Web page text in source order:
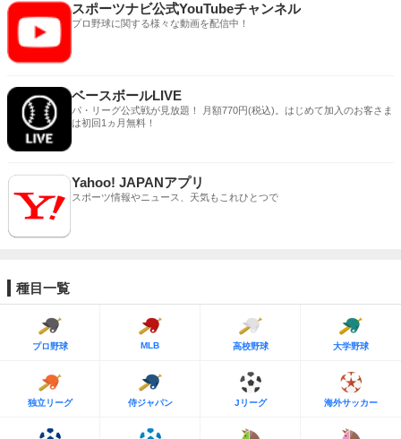
スポーツナビ公式YouTubeチャンネル
プロ野球に関する様々な動画を配信中！
ベースボールLIVE
パ・リーグ公式戦が見放題！ 月額770円(税込)。はじめて加入のお客さま
は初回1ヵ月無料！
Yahoo! JAPANアプリ
スポーツ情報やニュース、天気もこれひとつで
種目一覧
プロ野球 MLB 高校野球 大学野球
独立リーグ 侍ジャパン Jリーグ 海外サッカー